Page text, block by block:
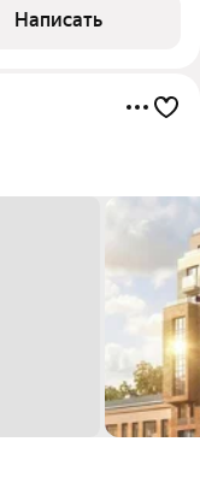
и рациональна,
Написать